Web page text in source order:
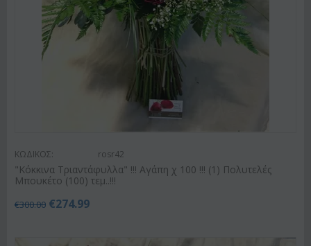
ΚΩΔΙΚΟΣ: rosr42
"Κόκκινα Τριαντάφυλλα" !!! Αγάπη χ 100 !!! (1) Πολυτελές
Μπουκέτο (100) τεμ..!!!
€300.00 €274.99